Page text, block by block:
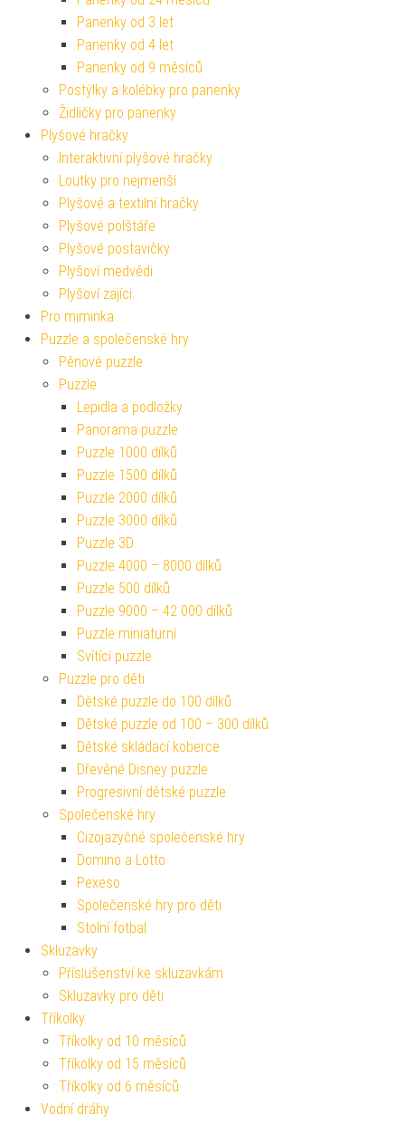
Panenky od 3 let
Panenky od 4 let
Panenky od 9 měsíců
Postýlky a kolébky pro panenky
Židličky pro panenky
Plyšové hračky
Interaktivní plyšové hračky
Loutky pro nejmenší
Plyšové a textilní hračky
Plyšové polštáře
Plyšové postavičky
Plyšoví medvědi
Plyšoví zajíci
Pro miminka
Puzzle a společenské hry
Pěnové puzzle
Puzzle
Lepidla a podložky
Panorama puzzle
Puzzle 1000 dílků
Puzzle 1500 dílků
Puzzle 2000 dílků
Puzzle 3000 dílků
Puzzle 3D
Puzzle 4000 – 8000 dílků
Puzzle 500 dílků
Puzzle 9000 – 42 000 dílků
Puzzle miniaturní
Svítící puzzle
Puzzle pro děti
Dětské puzzle do 100 dílků
Dětské puzzle od 100 – 300 dílků
Dětské skládací koberce
Dřevěné Disney puzzle
Progresivní dětské puzzle
Společenské hry
Cizojazyčné společenské hry
Domino a Lotto
Pexeso
Společenské hry pro děti
Stolní fotbal
Skluzavky
Příslušenství ke skluzavkám
Skluzavky pro děti
Tříkolky
Tříkolky od 10 měsíců
Tříkolky od 15 měsíců
Tříkolky od 6 měsíců
Vodní dráhy